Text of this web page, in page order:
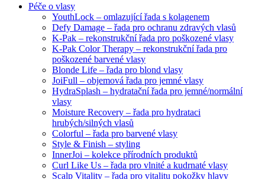
Péče o vlasy
YouthLock – omlazující řada s kolagenem
Defy Damage – řada pro ochranu zdravých vlasů
K-Pak – rekonstrukční řada pro poškozené vlasy
K-Pak Color Therapy – rekonstrukční řada pro
poškozené barvené vlasy
Blonde Life – řada pro blond vlasy
JoiFull – objemová řada pro jemné vlasy
HydraSplash – hydratační řada pro jemné/normální
vlasy
Moisture Recovery – řada pro hydrataci
hrubých/silných vlasů
Colorful – řada pro barvené vlasy
Style & Finish – styling
InnerJoi – kolekce přírodních produktů
Curl Like Us – řada pro vlnité a kudrnaté vlasy
Scalp Vitality – řada pro vitalitu pokožky hlavy